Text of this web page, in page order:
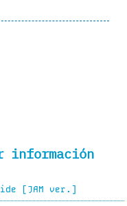
información
[JAM ver.]